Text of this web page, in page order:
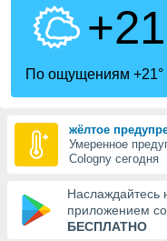
Вы можете
к этому
доступ
По ощущениям +21°
жёлтое
Умеренное
Cologny сегодня
Наслаждайтесь
приложением
БЕСПЛАТНО